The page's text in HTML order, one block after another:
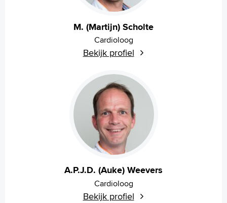
M. (Martijn) Scholte
Cardioloog
Bekijk profiel
A.P.J.D. (Auke) Weevers
Cardioloog
Bekijk profiel